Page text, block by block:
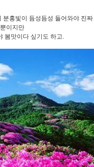
홍빛이 듬성듬성 들어와야 진
이지만
봄맛이다 싶기도 하고.